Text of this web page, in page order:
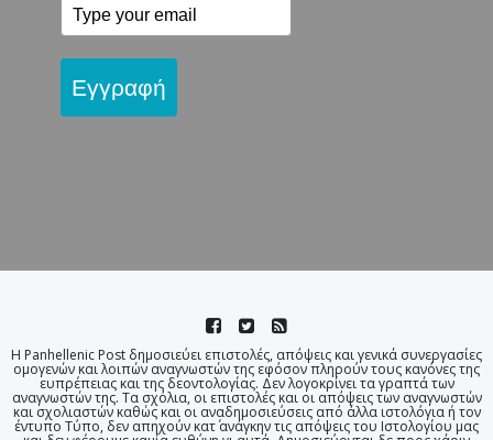
Εγγραφή
Η Panhellenic Post δημοσιεύει επιστολές, απόψεις και γενικά συνεργασίες
ομογενών και λοιπών αναγνωστών της εφόσον πληρούν τους κανόνες της
ευπρέπειας και της δεοντολογίας. Δεν λογοκρίνει τα γραπτά των
αναγνωστών της. Τα σχόλια, οι επιστολές και οι απόψεις των αναγνωστών
και σχολιαστών καθώς και οι αναδημοσιεύσεις από άλλα ιστολόγια ή τον
έντυπο Τύπο, δεν απηχούν κατ΄ ανάγκην τις απόψεις του Ιστολογίου μας